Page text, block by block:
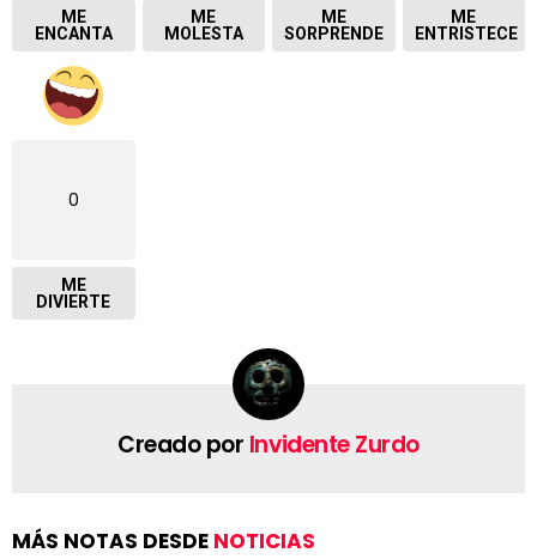
ME
ENCANTA
ME
MOLESTA
ME
SORPRENDE
ME
ENTRISTECE
0
ME
DIVIERTE
Creado por Invidente Zurdo
MÁS NOTAS DESDE NOTICIAS